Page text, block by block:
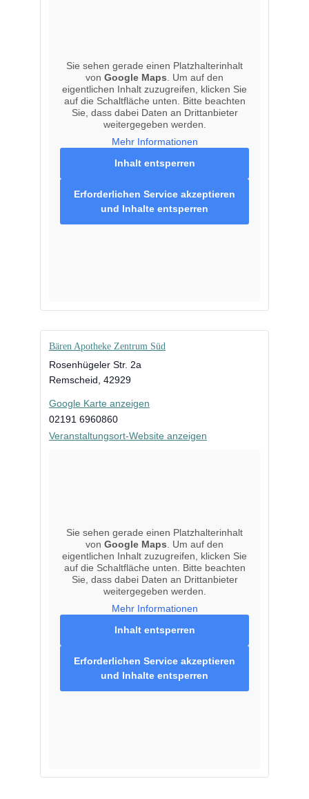
Sie sehen gerade einen Platzhalterinhalt
von Google Maps. Um auf den
eigentlichen Inhalt zuzugreifen, klicken Sie
auf die Schaltfläche unten. Bitte beachten
Sie, dass dabei Daten an Drittanbieter
weitergegeben werden.
Mehr Informationen
Inhalt entsperren
Erforderlichen Service akzeptieren
und Inhalte entsperren
Bären Apotheke Zentrum Süd
Rosenhügeler Str. 2a
Remscheid, 42929
Google Karte anzeigen
02191 6960860
Veranstaltungsort-Website anzeigen
Sie sehen gerade einen Platzhalterinhalt
von Google Maps. Um auf den
eigentlichen Inhalt zuzugreifen, klicken Sie
auf die Schaltfläche unten. Bitte beachten
Sie, dass dabei Daten an Drittanbieter
weitergegeben werden.
Mehr Informationen
Inhalt entsperren
Erforderlichen Service akzeptieren
und Inhalte entsperren